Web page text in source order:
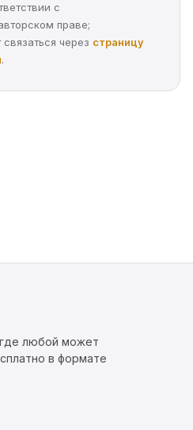
с
праве;
через страницу
.
любой может
в формате